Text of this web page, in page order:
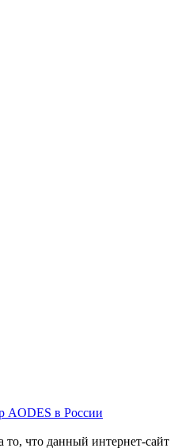
AODES в России
что данный интернет-сайт